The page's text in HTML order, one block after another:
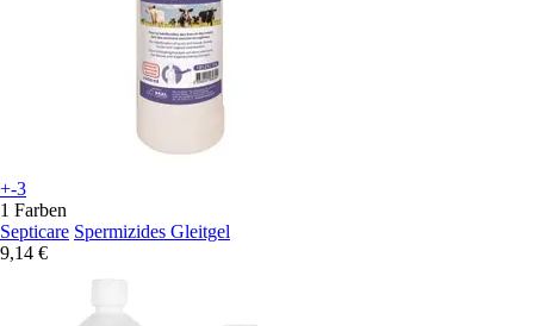
+-3
1 Farben
Septicare Spermizides Gleitgel
9,14 €